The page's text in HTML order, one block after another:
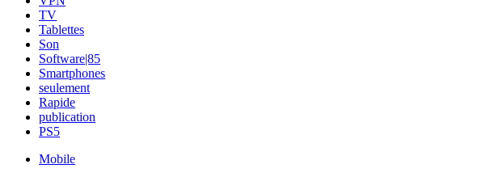
TV
Tablettes
Son
Software|85
Smartphones
seulement
Rapide
publication
PS5
Mobile